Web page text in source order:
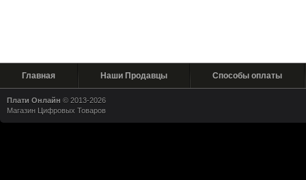
Главная Наши Продавцы Способы оплаты
Плати Онлайн © 2013-2026
Магазин Цифровых Товаров